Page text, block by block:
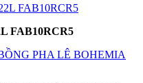
FAB10RCR5